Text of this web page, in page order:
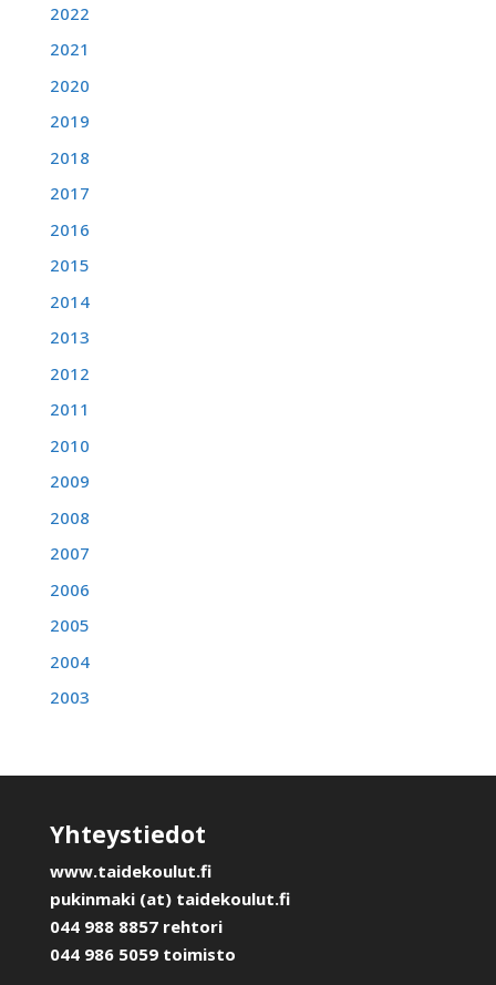
2022
2021
2020
2019
2018
2017
2016
2015
2014
2013
2012
2011
2010
2009
2008
2007
2006
2005
2004
2003
Yhteystiedot
www.taidekoulut.fi
pukinmaki (at) taidekoulut.fi
044 988 8857 rehtori
044 986 5059 toimisto